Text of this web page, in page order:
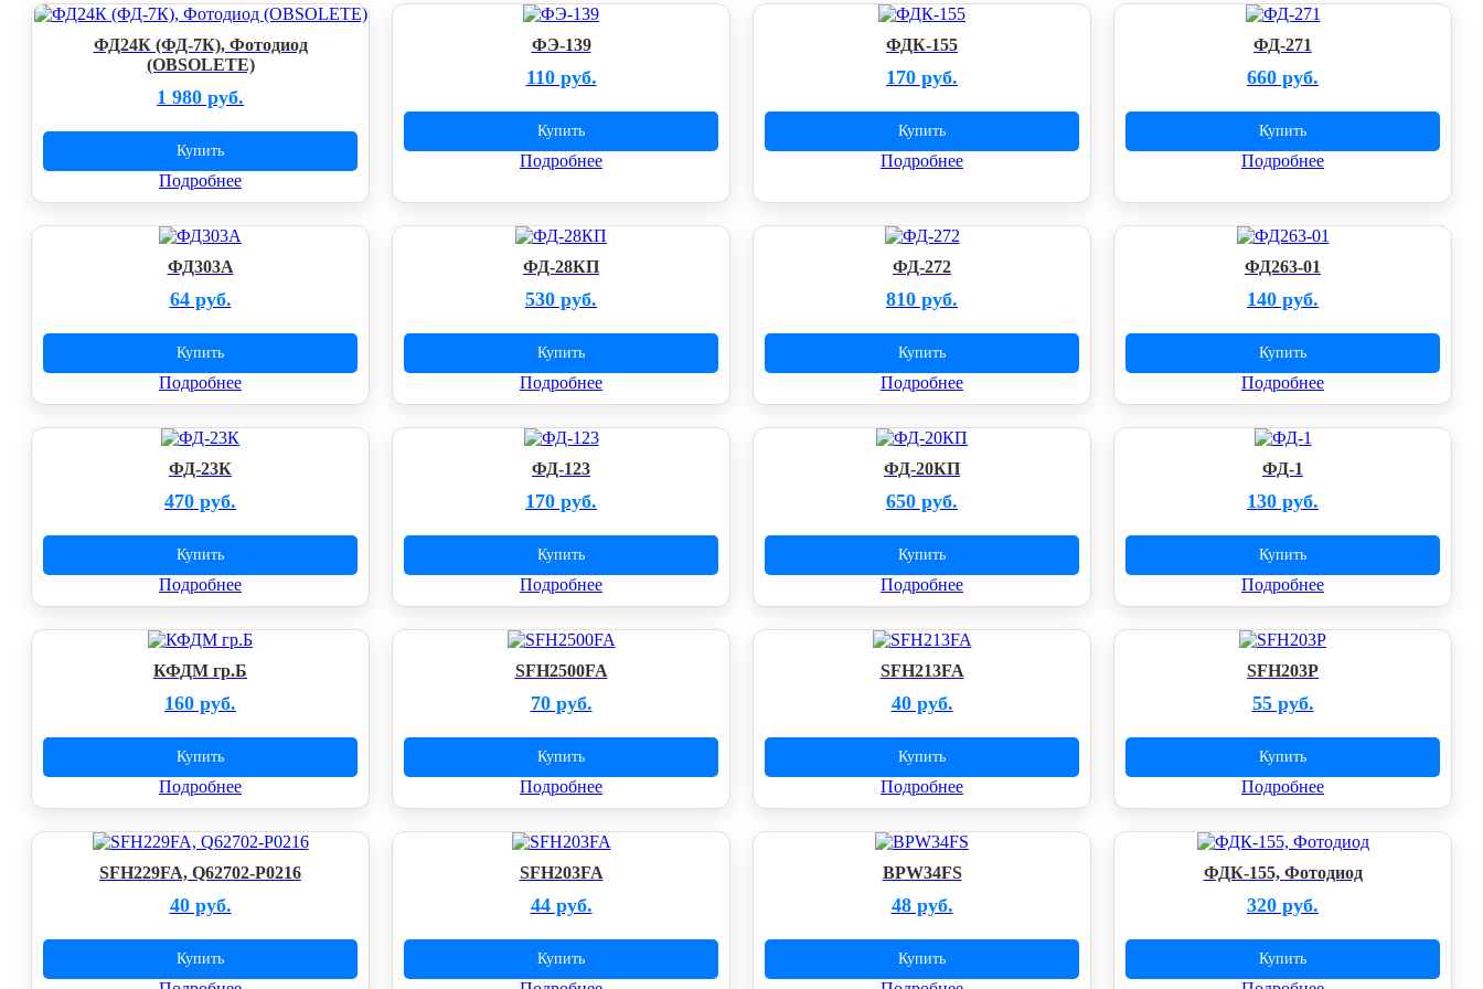
ФД24К (ФД-7К), Фотодиод
(OBSOLETE)
1 980 руб.
Купить
Подробнее
ФЭ-139
110 руб.
Купить
Подробнее
ФДК-155
170 руб.
Купить
Подробнее
ФД-271
660 руб.
Купить
Подробнее
ФД303А
64 руб.
Купить
Подробнее
ФД-28КП
530 руб.
Купить
Подробнее
ФД-272
810 руб.
Купить
Подробнее
ФД263-01
140 руб.
Купить
Подробнее
ФД-23К
470 руб.
Купить
Подробнее
ФД-123
170 руб.
Купить
Подробнее
ФД-20КП
650 руб.
Купить
Подробнее
ФД-1
130 руб.
Купить
Подробнее
КФДМ гр.Б
160 руб.
Купить
Подробнее
SFH2500FA
70 руб.
Купить
Подробнее
SFH213FA
40 руб.
Купить
Подробнее
SFH203P
55 руб.
Купить
Подробнее
SFH229FA, Q62702-P0216
40 руб.
Купить
SFH203FA
44 руб.
Купить
BPW34FS
48 руб.
Купить
ФДК-155, Фотодиод
320 руб.
Купить